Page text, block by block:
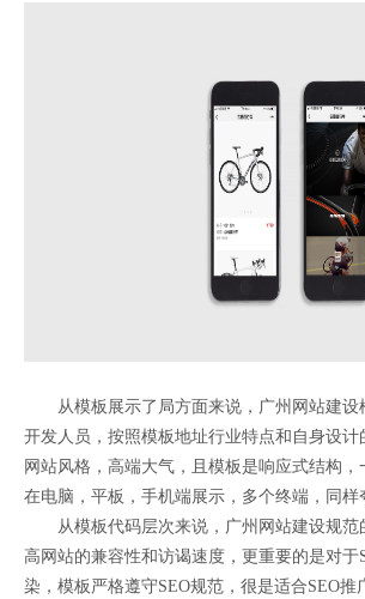
从模板展示了局方面来说，广州网站建设
开发人员，按照模板地址行业特点和自身设计
网站风格，高端大气，且模板是响应式结构
在电脑，平板，手机端展示，多个终端，同样
从模板代码层次来说，广州网站建设规范
高网站的兼容性和访谒速度，更重要的是对于
染，模板严格遵守SEO规范，很是适合SEO推